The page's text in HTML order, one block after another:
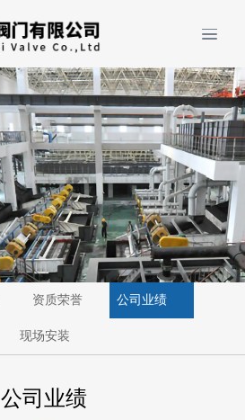
资质荣誉 公司业绩
现场安装
公司业绩